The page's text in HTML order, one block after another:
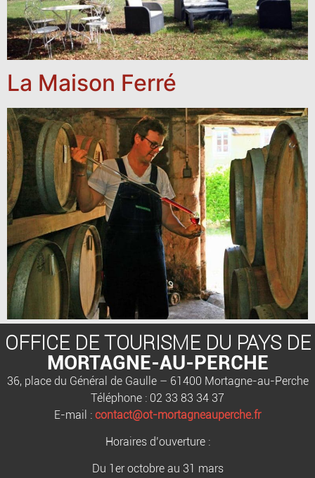
La Maison Ferré
OFFICE DE TOURISME DU PAYS DE
MORTAGNE-AU-PERCHE
36, place du Général de Gaulle – 61400 Mortagne-au-Perche
Téléphone : 02 33 83 34 37
E-mail : contact@ot-mortagneauperche.fr
Horaires d’ouverture :
Du 1er octobre au 31 mars